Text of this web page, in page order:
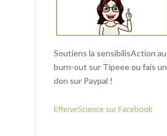
Soutiens la sensibilisAction au
burn-out sur Tipeeeoufais un
don sur Paypal !
EfferveScience sur Facebook